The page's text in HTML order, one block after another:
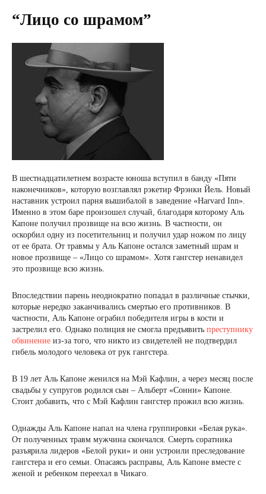
“Лицо со шрамом”
В шестнадцатилетнем возрасте юноша вступил в банду «Пяти
наконечников», которую возглавлял рэкетир Фрэнки Йель. Новый
наставник устроил парня вышибалой в заведение «Harvard Inn».
Именно в этом баре произошел случай, благодаря которому Аль
Капоне получил прозвище на всю жизнь. В частности, он
оскорбил одну из посетительниц и получил удар ножом по лицу
от ее брата. От травмы у Аль Капоне остался заметный шрам и
новое прозвище – «Лицо со шрамом». Хотя гангстер ненавидел
это прозвище всю жизнь.
Впоследствии парень неоднократно попадал в различные стычки,
которые нередко заканчивались смертью его противников. В
частности, Аль Капоне ограбил победителя игры в кости и
застрелил его. Однако полиция не смогла предъявить преступнику
обвинение из-за того, что никто из свидетелей не подтвердил
гибель молодого человека от рук гангстера.
В 19 лет Аль Капоне женился на Мэй Кафлин, а через месяц после
свадьбы у супругов родился сын – Альберт «Сонни» Капоне.
Стоит добавить, что с Мэй Кафлин гангстер прожил всю жизнь.
Однажды Аль Капоне напал на члена группировки «Белая рука».
От полученных травм мужчина скончался. Смерть соратника
разъярила лидеров «Белой руки» и они устроили преследование
гангстера и его семьи. Опасаясь расправы, Аль Капоне вместе с
женой и ребенком переехал в Чикаго.